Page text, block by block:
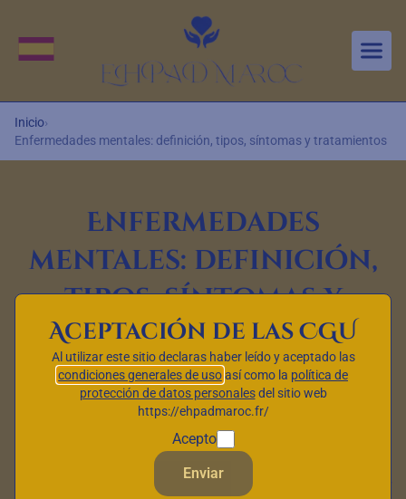
Cambiar idioma
Inicio›
Enfermedades mentales: definición, tipos, síntomas y tratamientos
Enfermedades
mentales: definición,
tipos, síntomas y
tratamientos
Las enfermedades mentales son afecciones que afectan a
la salud mental y emocional de una persona. En este
artículo, exploramos en detalle el significado de las
enfermedades mentales, su definición, los diferentes tipos,
los síntomas comunes y los tratamientos disponibles para
ayudar a las personas afectadas a comprender y gestionar
Aceptación de las CGU
Al utilizar este sitio declaras haber leído y aceptado las
condiciones generales de usoasí como la política de
protección de datos personalesdel sitio web
https://ehpadmaroc.fr/
Acepto
Enviar